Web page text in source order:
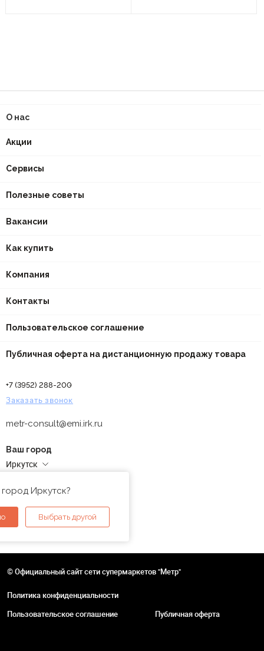
О нас
Акции
Сервисы
Полезные советы
Вакансии
Как купить
Компания
Контакты
Пользовательское соглашение
Публичная оферта на дистанционную продажу товара
+7 (3952) 288-200
Заказать звонок
metr-consult@emi.irk.ru
Ваш город
Иркутск
Иркутск?
Выбрать другой
© Официальный сайт сети супермаркетов "Метр"
Политика конфиденциальности
Пользовательское соглашение
Публичная оферта